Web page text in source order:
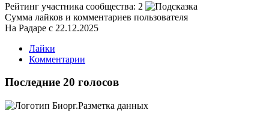
Рейтинг участника сообщества: 2
Сумма лайков и комментариев пользователя
На Радаре с 22.12.2025
Лайки
Комментарии
Последние 20 голосов